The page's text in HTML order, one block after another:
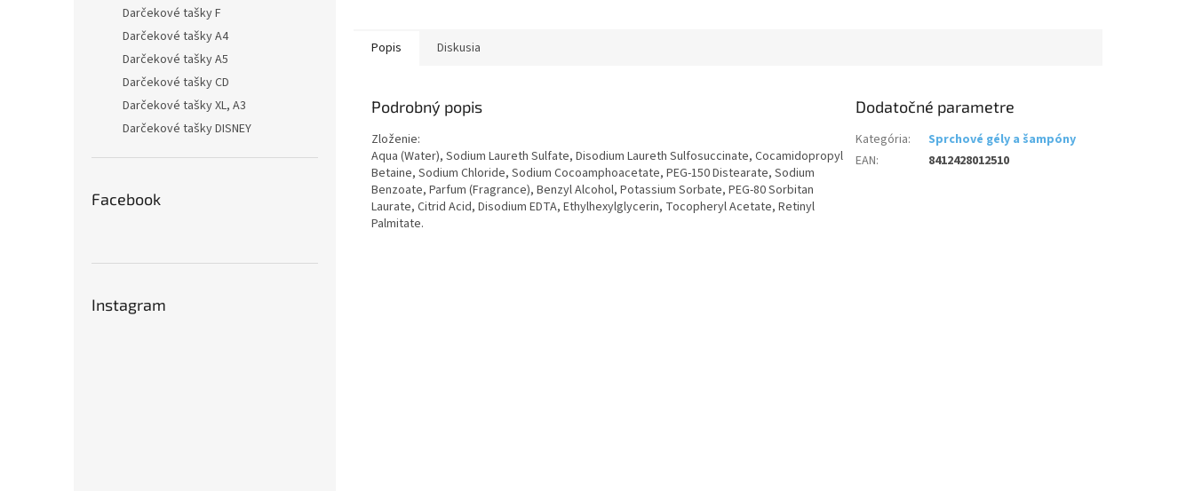
Darčekové tašky F
Darčekové tašky A4
Darčekové tašky A5
Darčekové tašky CD
Darčekové tašky XL, A3
Darčekové tašky DISNEY
Facebook
Instagram
Popis Diskusia
Podrobný popis
Zloženie:
Aqua (Water), Sodium Laureth Sulfate, Disodium Laureth Sulfosuccinate, Cocamidopropyl
Betaine, Sodium Chloride, Sodium Cocoamphoacetate, PEG-150 Distearate, Sodium
Benzoate, Parfum (Fragrance), Benzyl Alcohol, Potassium Sorbate, PEG-80 Sorbitan
Laurate, Citrid Acid, Disodium EDTA, Ethylhexylglycerin, Tocopheryl Acetate, Retinyl
Palmitate.
Dodatočné parametre
Kategória:
Sprchové gély a šampóny
EAN: 8412428012510